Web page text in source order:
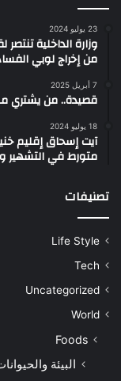
23 يوليو 2024
وزارة الداخلية
من إخراج لوبي
7 أبريل 2025
قصيدة.. من يشتري
18 يوليو 2024
آيت إسحاق إقليم
متورط في التشهير
تصنيفات
Life Style
Tech
Uncategorized
World
Foods
البيئة